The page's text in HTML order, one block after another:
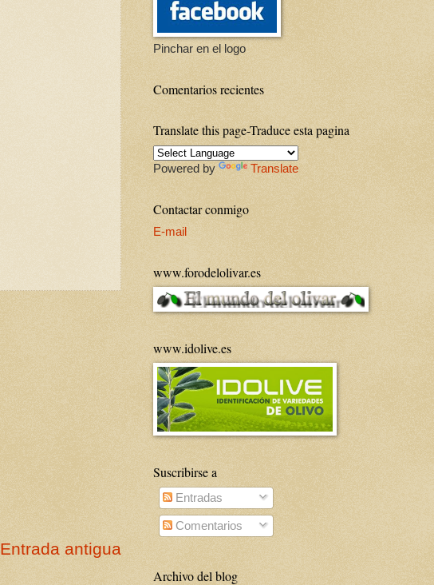
Entrada antigua
Pinchar en el logo
Comentarios recientes
Translate this page-Traduce esta pagina
Powered by Translate
Contactar conmigo
E-mail
www.forodelolivar.es
www.idolive.es
Suscribirse a
Entradas
Comentarios
Archivo del blog